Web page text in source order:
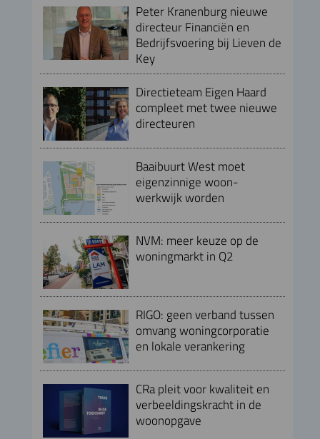
Peter Kranenburg nieuwe
directeur Financiën en
Bedrijfsvoering bij Lieven de
Key
Directieteam Eigen Haard
compleet met twee nieuwe
directeuren
Baaibuurt West moet
eigenzinnige woon-
werkwijk worden
NVM: meer keuze op de
woningmarkt in Q2
RIGO: geen verband tussen
omvang woningcorporatie
en lokale verankering
CRa pleit voor kwaliteit en
verbeeldingskracht in de
woonopgave